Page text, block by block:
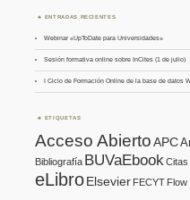
ENTRADAS RECIENTES
Webinar «UpToDate para Universidades»
Sesión formativa online sobre InCites (1 de julio)
I Ciclo de Formación Online de la base de datos
ETIQUETAS
Acceso AbiertoAPC
Bibliografía BUVaEbookCitas
eLibroElsevier FECYT Flow